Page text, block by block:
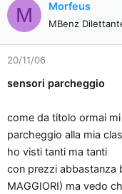
s
u
s
i
i
o
M Morfeus
MBenz
20/11/06
sensori parcheggio
come da titolo ormai
parcheggio alla mia
ho visti tanti ma tanti
con prezzi abbastanza
MAGGIORI) ma vedo